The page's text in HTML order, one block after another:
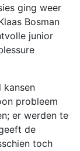
ging weer
Bosman
junior
kansen
probleem
er werden te
de
toch